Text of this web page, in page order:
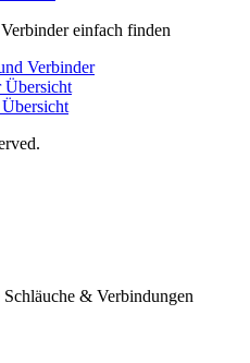
einfach finden
Verbinder
Übersicht